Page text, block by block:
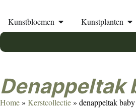
Kunstbloemen Kunstplanten
Home» Kerstcollectie» denappeltak